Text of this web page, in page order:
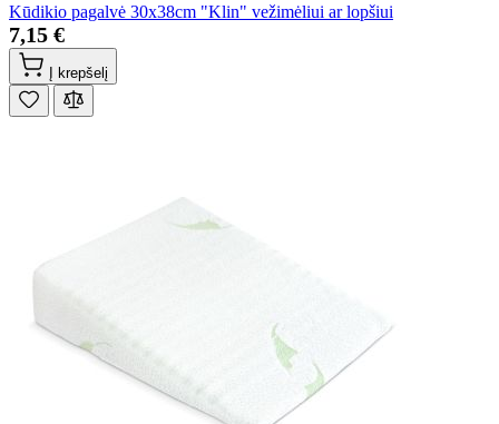
Kūdikio pagalvė 30x38cm "Klin" vežimėliui ar lopšiui
7,15 €
Į krepšelį